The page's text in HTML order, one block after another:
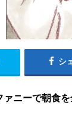
シ
ァニーで朝食